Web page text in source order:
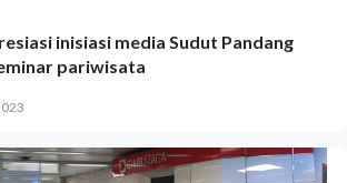
inisiasi media Sudut Pandang
pariwisata